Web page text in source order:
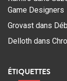
Game Designers
Grovast dans
Delloth dans
ÉTIQUETTES